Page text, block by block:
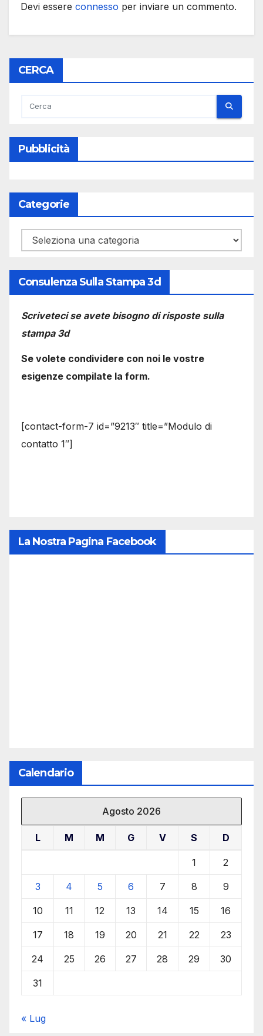
Devi essere connesso per inviare un commento.
CERCA
Pubblicità
Categorie
Categorie
Consulenza Sulla Stampa 3d
Scriveteci se avete bisogno di risposte sulla
stampa 3d
Se volete condividere con noi le vostre
esigenze compilate la form.
[contact-form-7 id=”9213″ title=”Modulo di
contatto 1″]
La Nostra Pagina Facebook
Calendario
Agosto 2026
L M M G V S D
1 2
3 4 5 6 7 8 9
10 11 12 13 14 15 16
17 18 19 20 21 22 23
24 25 26 27 28 29 30
31
« Lug